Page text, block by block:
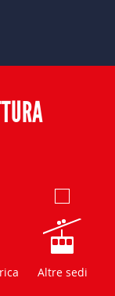
Altre sedi